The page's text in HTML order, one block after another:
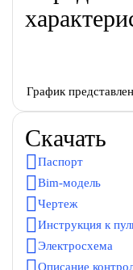
График
Скачать
Паспорт
Bim-модель
Чертеж
Инструкция к
Электросхема
Описание